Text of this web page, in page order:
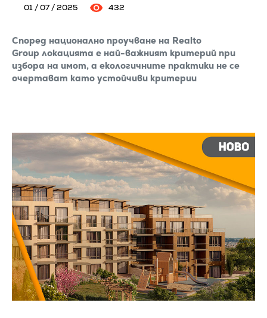
01 / 07 / 2025 432
Според национално проучване на Realto
Group локацията е най-важният критерий при
избора на имот, а екологичните практики не се
очертават като устойчиви критерии